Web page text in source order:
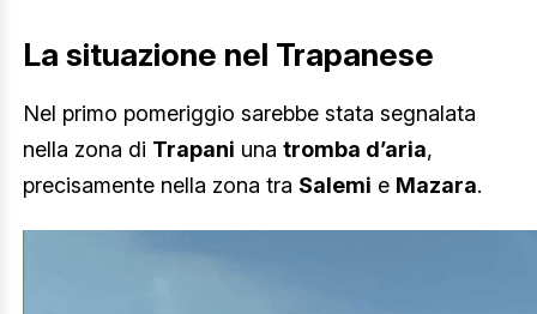
La situazione nel Trapanese
Nel primo pomeriggio sarebbe stata segnalata
nella zona di Trapani una tromba d’aria,
precisamente nella zona tra Salemi e Mazara.